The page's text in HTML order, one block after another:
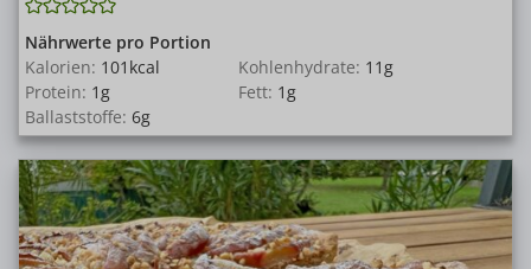
Nährwerte pro Portion
Kalorien: 101 kcal Kohlenhydrate: 11g
Protein: 1g Fett: 1g
Ballaststoffe: 6g